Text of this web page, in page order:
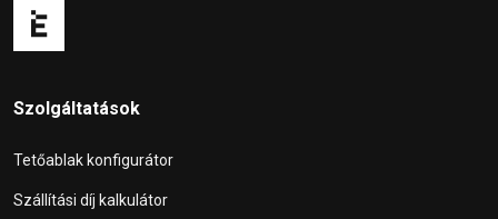
Szolgáltatások
Tetőablak konfigurátor
Szállítási díj kalkulátor